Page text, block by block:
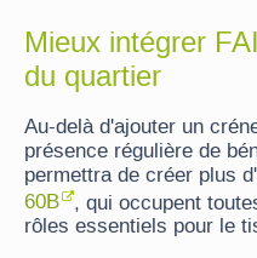
Mieux intégrer
du quartier
Au-delà d'ajouter un
présence régulière de
permettra de créer plus
60B
, qui occupent
rôles essentiels pour le